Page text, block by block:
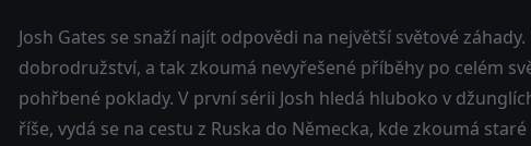
Josh Gates se snaží najít odpovědi na největší světové
dobrodružství, a tak zkoumá nevyřešené příběhy po celém
pohřbené poklady. V první sérii Josh hledá hluboko v
říše, vydá se na cestu z Ruska do Německa, kde zkoumá